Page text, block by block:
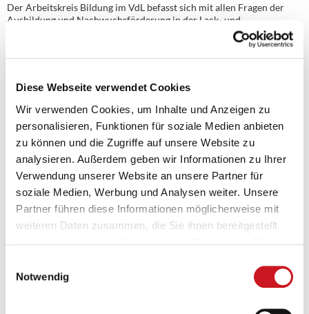
Diese Webseite verwendet Cookies
Wir verwenden Cookies, um Inhalte und Anzeigen zu
personalisieren, Funktionen für soziale Medien anbieten
zu können und die Zugriffe auf unsere Website zu
analysieren. Außerdem geben wir Informationen zu Ihrer
Verwendung unserer Website an unsere Partner für
soziale Medien, Werbung und Analysen weiter. Unsere
Partner führen diese Informationen möglicherweise mit
weiteren Daten zusammen, die Sie ihnen bereitgestellt
Notwendig
Der Arbeitskreis Bildung im VdL befasst sich mit allen Fragen der
Ausbildung und Nachwuchsförderung in der Lack- und
Druckfarbenindustrie. Er unterstützt Mitgliedsunternehmen bei der
Nachwuchsgewinnung, pflegt den Austausch mit Berufsschulen,
begleitet und bewertet bildungsrelevante Rahmenbedingungen in
Berufsschullehrerseminar oder den Auszubildenden-Workshop
Colours of Future. Zudem fördert er die Vernetzung zwischen
Industrie, Verband und Bildungseinrichtungen und trägt zur Stärkung
Die Verbands-Plattform
greift diese Impulse auf und
Ausbildungsplätzen, fundierte Bewerbungstipps und Videos, die den